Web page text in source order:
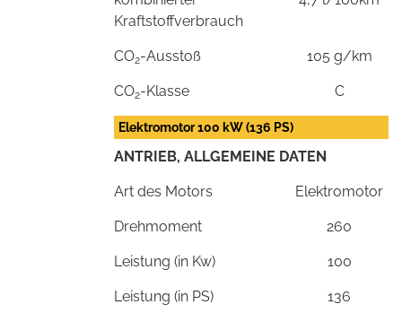
Kraftstoffverbrauch
CO2-Ausstoß 105 g/km
CO2-Klasse C
Elektromotor 100 kW (136 PS)
ANTRIEB, ALLGEMEINE DATEN
Art des Motors Elektromotor
Drehmoment 260
Leistung (in Kw) 100
Leistung (in PS) 136